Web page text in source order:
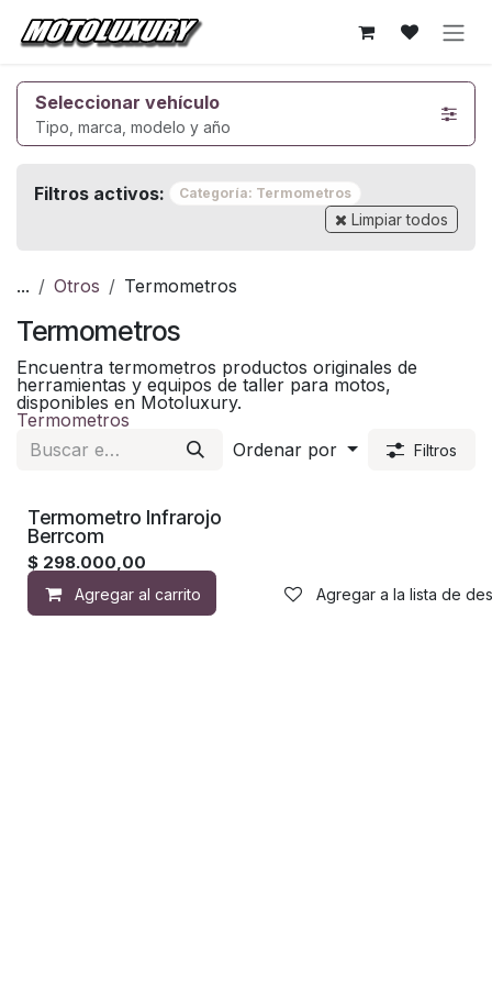
Ir al contenido
Seleccionar vehículo
Tipo, marca, modelo y año
Filtros activos: Categoría: Termometros
Limpiar todos
... Otros Termometros
Termometros
Encuentra termometros productos originales de
herramientas y equipos de taller para motos,
disponibles en Motoluxury.
Termometros
Ordenar por
Filtros
Termometro Infrarojo
Berrcom
$ 298.000,00
Agregar al carrito Agregar a la lista de